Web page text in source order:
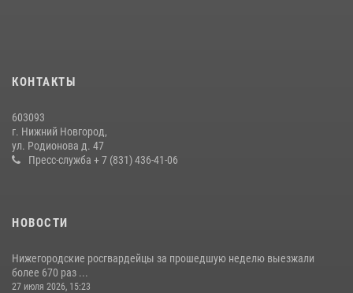
10 июля 2026, 09:38
более 600 раз по сигналу «тревога»
20 июля 2026, 12:26
КОНТАКТЫ
603093
г. Нижний Новгород,
ул. Родионова д. 47
Пресс-служба + 7 (831) 436-41-06
НОВОСТИ
Нижегородские росгвардейцы за прошедшую неделю выезжали
более 670 раз ...
27 июля 2026, 15:23